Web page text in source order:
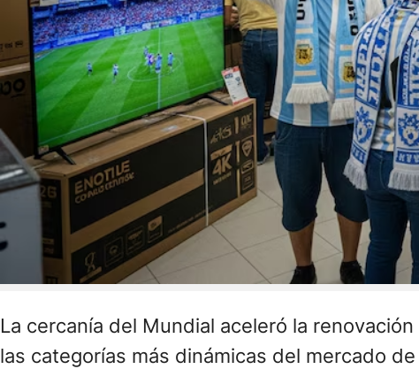
La cercanía del Mundial aceleró la
las categorías más dinámicas del mercado